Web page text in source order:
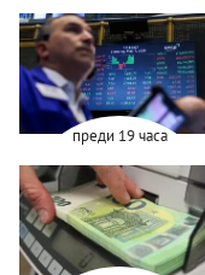
преди 19 часа